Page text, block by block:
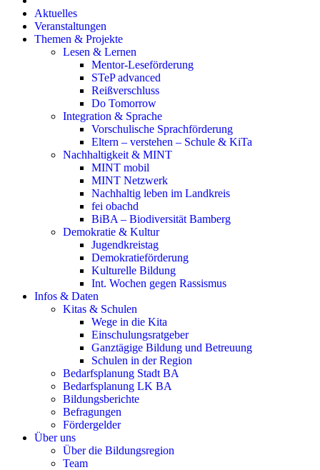
Aktuelles
Veranstaltungen
Themen & Projekte
Lesen & Lernen
Mentor-Leseförderung
STeP advanced
Reißverschluss
Do Tomorrow
Integration & Sprache
Vorschulische Sprachförderung
Eltern – verstehen – Schule & KiTa
Nachhaltigkeit & MINT
MINT mobil
MINT Netzwerk
Nachhaltig leben im Landkreis
fei obachd
BiBA – Biodiversität Bamberg
Demokratie & Kultur
Jugendkreistag
Demokratieförderung
Kulturelle Bildung
Int. Wochen gegen Rassismus
Infos & Daten
Kitas & Schulen
Wege in die Kita
Einschulungsratgeber
Ganztägige Bildung und Betreuung
Schulen in der Region
Bedarfsplanung Stadt BA
Bedarfsplanung LK BA
Bildungsberichte
Befragungen
Förder­gelder
Über uns
Über die Bildungsregion
Team